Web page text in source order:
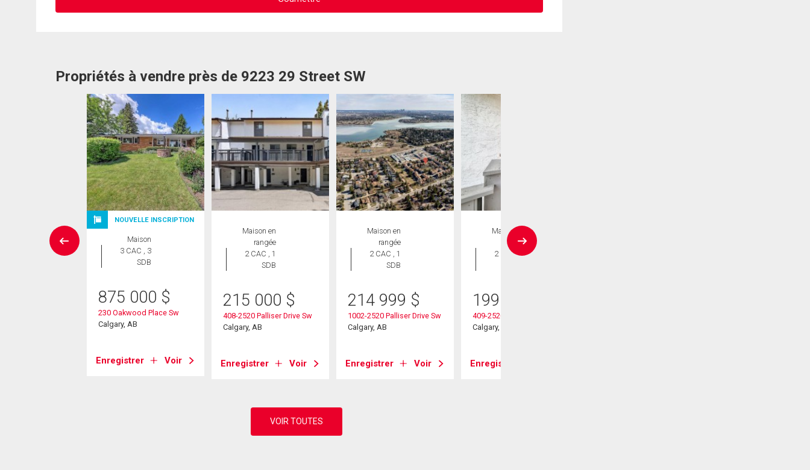
Propriétés à vendre près de 9223 29 Street SW
NOUVELLE INSCRIPTION
Maison
3 CAC , 3
SDB
875 000 $
230 Oakwood Place Sw
Calgary, AB
Enregistrer Voir
Maison en
rangée
2 CAC , 1
SDB
215 000 $
408-2520 Palliser Drive Sw
Calgary, AB
Enregistrer Voir
Maison en
rangée
2 CAC , 1
SDB
214 999 $
1002-2520 Palliser Drive Sw
Calgary, AB
Enregistrer Voir
Maison en
rangée
2 CAC , 1
199 900
409-2520 Palliser Drive Sw
Calgary, AB
Enregistrer